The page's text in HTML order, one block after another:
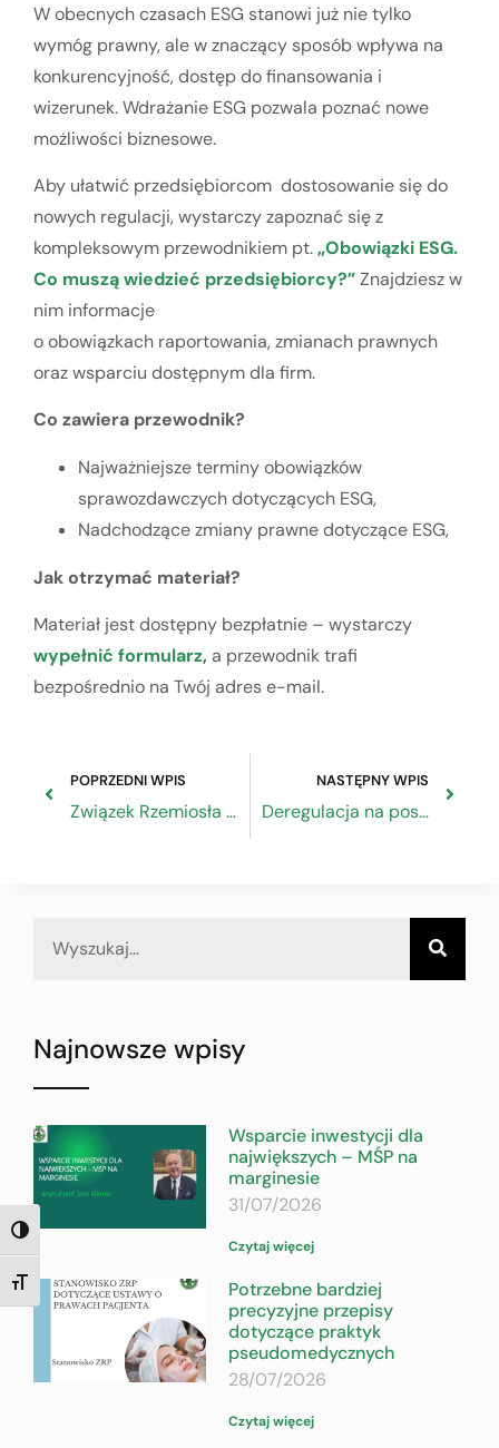
TOGGLE HIGH CONTRAST
TOGGLE FONT SIZE
W obecnych czasach ESG stanowi już nie tylko
wymóg prawny, ale w znaczący sposób wpływa na
konkurencyjność, dostęp do finansowania i
wizerunek. Wdrażanie ESG pozwala poznać nowe
możliwości biznesowe.
Aby ułatwić przedsiębiorcom dostosowanie się do
nowych regulacji, wystarczy zapoznać się z
kompleksowym przewodnikiem pt.„Obowiązki ESG.
Co muszą wiedzieć przedsiębiorcy?”Znajdziesz w
nim informacje
o obowiązkach raportowania, zmianach prawnych
oraz wsparciu dostępnym dla firm.
Co zawiera przewodnik?
Najważniejsze terminy obowiązków
sprawozdawczych dotyczących ESG,
Nadchodzące zmiany prawne dotyczące ESG,
Jak otrzymać materiał?
Materiał jest dostępny bezpłatnie – wystarczy
wypełnić formularz, a przewodnik trafi
bezpośrednio na Twój adres e-mail.
POPRZEDNI WPIS
Związek Rzemiosła Polskiego pilnie zatrudni konserwatora nieruchomości ZRP w Warszawie
NASTĘPNY WPIS
Deregulacja na posiedzeniu w Senacie RP
Najnowsze wpisy
Wsparcie inwestycji dla
największych – MŚP na
marginesie
31/07/2026
Czytaj więcej
Potrzebne bardziej
precyzyjne przepisy
dotyczące praktyk
pseudomedycznych
28/07/2026
Czytaj więcej